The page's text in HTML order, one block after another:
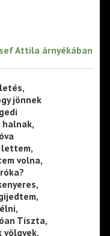
Attila árnyékában
jönnek
lettem,
volna,
Tiszta,